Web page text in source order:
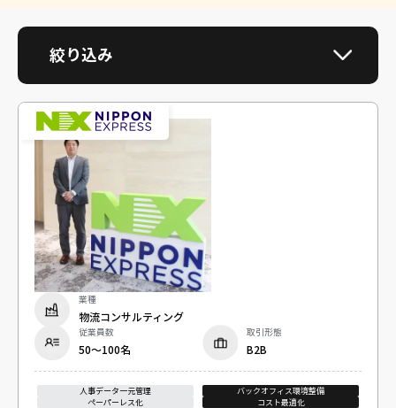
絞り込み
業種
物流コンサルティング
従業員数
50～100名
取引形態
B2B
人事データ一元管理
バックオフィス環境整備
ペーパーレス化
コスト最適化